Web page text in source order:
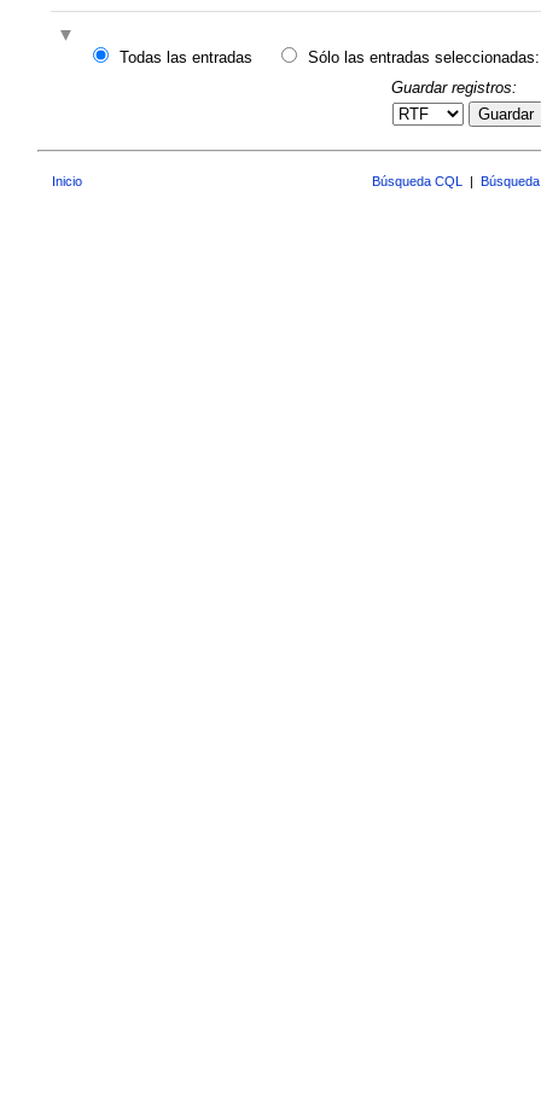
Todas las entradas
Sólo las entradas seleccionadas:
Guardar registros:
Guardar
Inicio Búsqueda CQL